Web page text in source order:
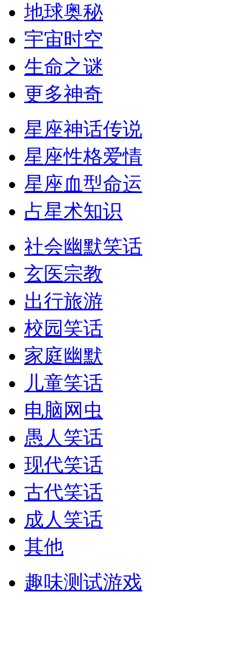
地球奥秘
宇宙时空
生命之谜
更多神奇
星座神话传说
星座性格爱情
星座血型命运
占星术知识
社会幽默笑话
玄医宗教
出行旅游
校园笑话
家庭幽默
儿童笑话
电脑网虫
愚人笑话
现代笑话
古代笑话
成人笑话
其他
趣味测试游戏